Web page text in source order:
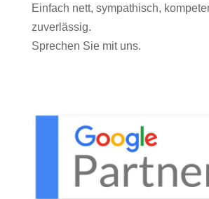
Einfach nett, sympathisch,
zuverlässig.
Sprechen Sie mit uns.